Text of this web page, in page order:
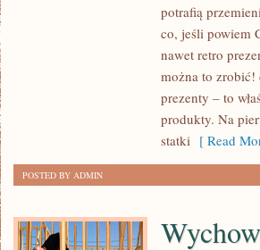
PRZYNIEŚĆ
OCEAN
WNĘTRZA
TWOJEGO
DOMU?
potrafią
co, jeśli powiem
nawet retro
można to zrobić!
prezenty – to
produkty. Na
statki [ Read
POSTED BY ADMIN